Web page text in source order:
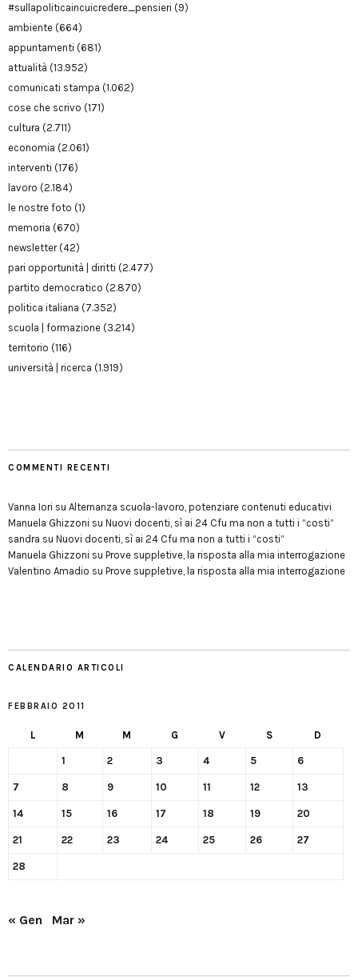
#sullapoliticaincuicredere_pensieri (9)
ambiente (664)
appuntamenti (681)
attualità (13.952)
comunicati stampa (1.062)
cose che scrivo (171)
cultura (2.711)
economia (2.061)
interventi (176)
lavoro (2.184)
le nostre foto (1)
memoria (670)
newsletter(42)
pari opportunità | diritti (2.477)
partito democratico (2.870)
politica italiana (7.352)
scuola | formazione (3.214)
territorio (116)
università | ricerca (1.919)
COMMENTI RECENTI
Vanna Iori su Alternanza scuola-lavoro, potenziare contenuti educativi
Manuela Ghizzoni su Nuovi docenti, sì ai 24 Cfu ma non a tutti i “costi”
sandra su Nuovi docenti, sì ai 24 Cfu ma non a tutti i “costi”
Manuela Ghizzoni su Prove suppletive, la risposta alla mia interrogazione
Valentino Amadio su Prove suppletive, la risposta alla mia interrogazione
CALENDARIO ARTICOLI
FEBBRAIO 2011
L M M G V S D
1 2 3 4 5 6
7 8 9 10 11 12 13
14 15 16 17 18 19 20
21 22 23 24 25 26 27
28
« Gen Mar »